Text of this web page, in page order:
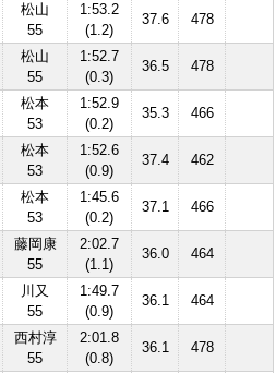
松山
55
1:53.2
(1.2)
37.6 478
松山
55
1:52.7
(0.3)
36.5 478
松本
53
1:52.9
(0.2)
35.3 466
松本
53
1:52.6
(0.9)
37.4 462
松本
53
1:45.6
(0.2)
37.1 466
藤岡康
55
2:02.7
(1.1)
36.0 464
川又
55
1:49.7
(0.9)
36.1 464
西村淳
55
2:01.8
(0.8)
36.1 478